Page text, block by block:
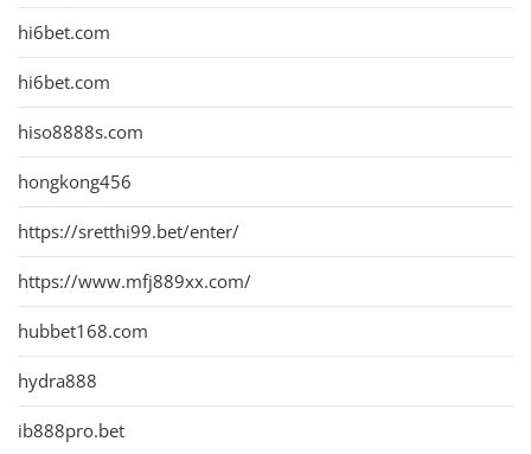
hi6bet.com
hi6bet.com
hiso8888s.com
hongkong456
https://sretthi99.bet/enter/
https://www.mfj889xx.com/
hubbet168.com
hydra888
ib888pro.bet